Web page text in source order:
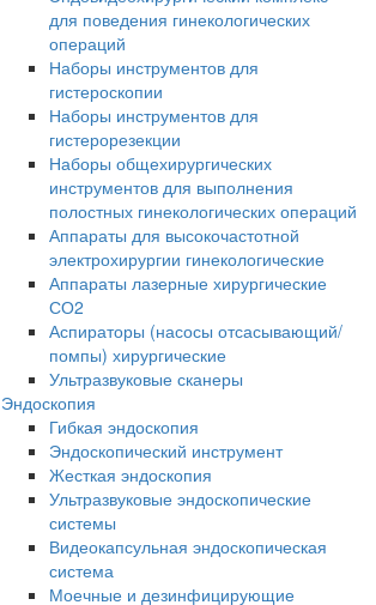
для поведения гинекологических
операций
Наборы инструментов для
гистероскопии
Наборы инструментов для
гистерорезекции
Наборы общехирургических
инструментов для выполнения
полостных гинекологических операций
Аппараты для высокочастотной
электрохирургии гинекологические
Аппараты лазерные хирургические
СО2
Аспираторы (насосы отсасывающий/
помпы) хирургические
Ультразвуковые сканеры
Эндоскопия
Гибкая эндоскопия
Эндоскопический инструмент
Жесткая эндоскопия
Ультразвуковые эндоскопические
системы
Видеокапсульная эндоскопическая
система
Моечные и дезинфицирующие